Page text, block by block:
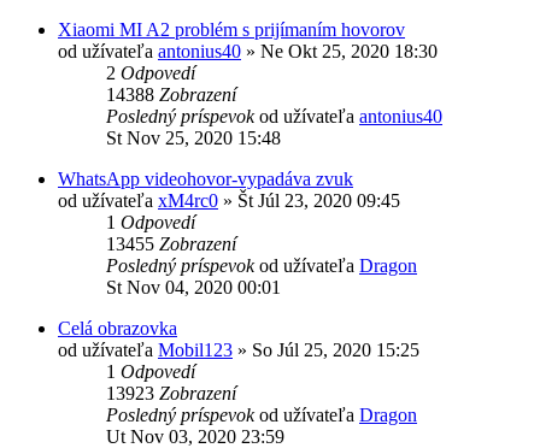
Xiaomi MI A2 problém s prijímaním hovorov
od užívateľa antonius40 » Ne Okt 25, 2020 18:30
2 Odpovedí
14388 Zobrazení
Posledný príspevokod užívateľa antonius40
St Nov 25, 2020 15:48
WhatsApp videohovor-vypadáva zvuk
od užívateľa xM4rc0 » Št Júl 23, 2020 09:45
1 Odpovedí
13455 Zobrazení
Posledný príspevokod užívateľa Dragon
St Nov 04, 2020 00:01
Celá obrazovka
od užívateľa Mobil123 » So Júl 25, 2020 15:25
1 Odpovedí
13923 Zobrazení
Posledný príspevokod užívateľa Dragon
Ut Nov 03, 2020 23:59